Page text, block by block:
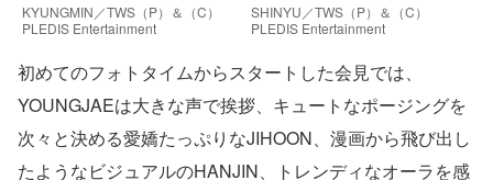
KYUNGMIN／TWS（P）＆（C）
PLEDIS Entertainment
SHINYU／TWS（P）＆（C）
PLEDIS Entertainment
初めてのフォトタイムからスタートした会見では、
YOUNGJAEは大きな声で挨拶、キュートなポージングを
次々と決める愛嬌たっぷりなJIHOON、漫画から飛び出し
たようなビジュアルのHANJIN、トレンディなオーラを感